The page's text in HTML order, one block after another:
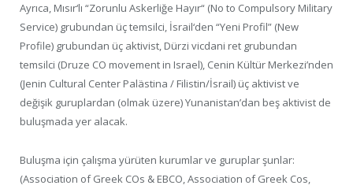
Ayrıca, Mısır‘lı “Zorunlu Askerliğe Hayır“ (No to Compulsory Military
Service) grubundan üç temsilci, İsrail‘den “Yeni Profil” (New
Profile) grubundan üç aktivist, Dürzi vicdani ret grubundan
temsilci (Druze CO movement in Israel), Cenin Kültür Merkezi’nden
(Jenin Cultural Center Palästina / Filistin/İsrail) üç aktivist ve
değişik guruplardan (olmak üzere) Yunanistan’dan beş aktivist de
buluşmada yer alacak.
Buluşma için çalışma yürüten kurumlar ve guruplar şunlar:
(Association of Greek COs & EBCO, Association of Greek Cos,